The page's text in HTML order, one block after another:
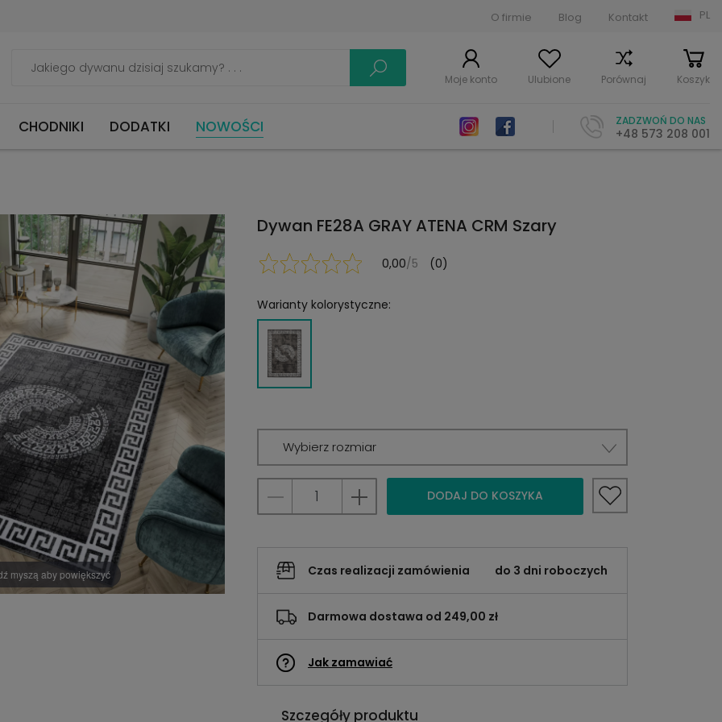
O firmie Blog Kontakt PL
Moje konto Ulubione Porównaj Koszyk
CHODNIKI DODATKI NOWOŚCI ZADZWOŃ DO NAS
+48 573 208 001
myszą aby powiększyć
Dywan FE28A GRAY ATENA CRM Szary
0,00/5 (0)
Warianty kolorystyczne:
Wybierz rozmiar
DODAJ DO KOSZYKA
Czas realizacji zamówienia do 3 dni roboczych
Darmowa dostawa od 249,00 zł
Jak zamawiać
Szczegóły produktu